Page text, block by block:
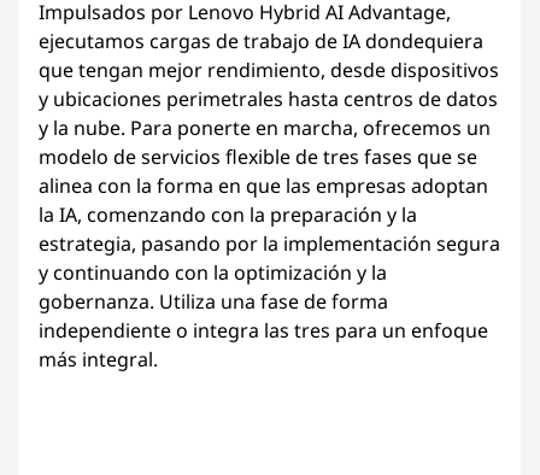
Impulsados por Lenovo Hybrid AI Advantage,
ejecutamos cargas de trabajo de IA dondequiera
que tengan mejor rendimiento, desde dispositivos
y ubicaciones perimetrales hasta centros de datos
y la nube. Para ponerte en marcha, ofrecemos un
modelo de servicios flexible de tres fases que se
alinea con la forma en que las empresas adoptan
la IA, comenzando con la preparación y la
estrategia, pasando por la implementación segura
y continuando con la optimización y la
gobernanza. Utiliza una fase de forma
independiente o integra las tres para un enfoque
más integral.